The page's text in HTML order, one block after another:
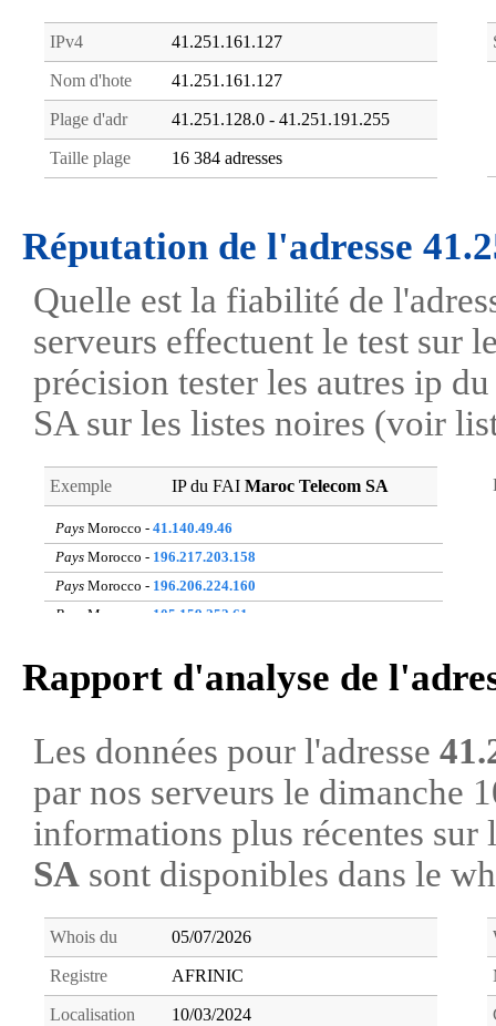
IPv4 41.251.161.127
Nom d'hote 41.251.161.127
Plage d'adr 41.251.128.0 - 41.251.191.255
Taille plage 16 384 adresses
Réputation de l'adresse
Quelle est la fiabilité de
serveurs effectuent le test sur
précision tester les autres ip
SA sur les listes noires (voir
Exemple IP du FAI Maroc Telecom SA
Pays Morocco - 41.140.49.46
Pays Morocco - 196.217.203.158
Pays Morocco - 196.206.224.160
Pays Morocco - 105.159.252.61
PaysMorocco -41.248.76.172
Pays
Morocco -
Pays
Morocco -41.140.7.227
Pays Morocco -196.217.106.227
Rapport d'analyse de
Les données pour l'adresse
par nos serveurs le dimanche
informations plus récentes
SA sont disponibles dans le
Whois du 05/07/2026
Registre AFRINIC
Localisation 10/03/2024